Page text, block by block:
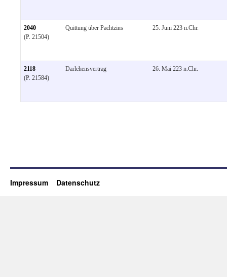
2040
(P. 21504)
Quittung über Pachtzins 25. Juni 223 n.Chr.
2118
(P. 21584)
Darlehensvertrag 26. Mai 223 n.Chr.
Impressum Datenschutz